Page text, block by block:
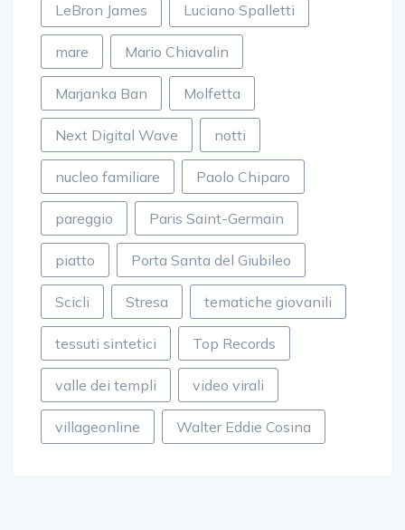
LeBron James Luciano Spalletti
mare Mario Chiavalin
Marjanka Ban Molfetta
Next Digital Wave notti
nucleo familiare Paolo Chiparo
pareggio Paris Saint-Germain
piatto Porta Santa del Giubileo
Scicli Stresa tematiche giovanili
tessuti sintetici Top Records
valle dei templi video virali
villageonline Walter Eddie Cosina